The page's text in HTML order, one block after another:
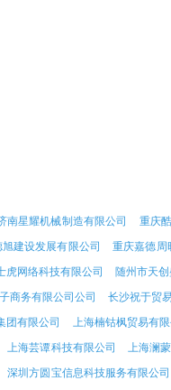
南星耀机械制造有限公司 重庆
建设发展有限公司 重庆嘉德周
虎网络科技有限公司 随州市天
商务有限公司公司 长沙祝于贸
团有限公司 上海楠钴枫贸易有限
上海芸谭科技有限公司 上海澜
深圳方圆宝信息科技服务有限公司